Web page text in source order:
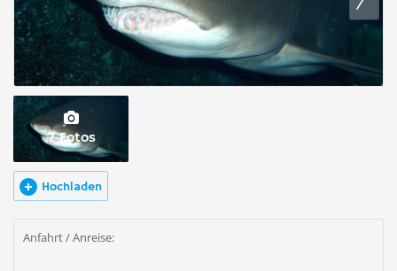
7 Fotos
Hochladen
Anfahrt / Anreise: